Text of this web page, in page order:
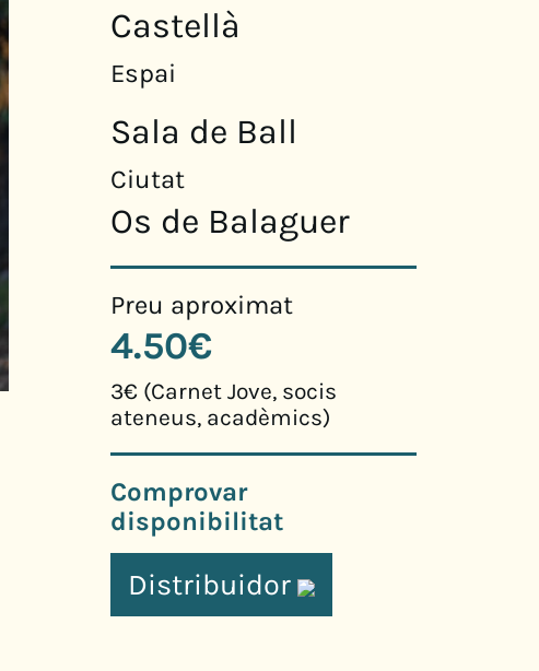
Castellà
Espai
Sala de Ball
Ciutat
Os de Balaguer
Preu aproximat
4.50€
3€ (Carnet Jove, socis
ateneus, acadèmics)
Comprovar
disponibilitat
Distribuidor